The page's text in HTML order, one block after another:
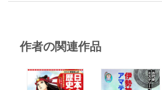
作者の関連作品